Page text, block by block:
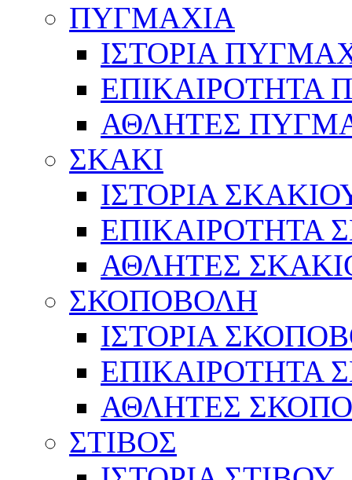
ΠΥΓΜΑΧΙΑ
ΙΣΤΟΡΙΑ
ΕΠΙΚΑΙΡΟΤΗΤΑ
ΑΘΛΗΤΕΣ
ΣΚΑΚΙ
ΙΣΤΟΡΙΑ
ΕΠΙΚΑΙΡΟΤΗΤΑ
ΑΘΛΗΤΕΣ
ΣΚΟΠΟΒΟΛΗ
ΙΣΤΟΡΙΑ
ΕΠΙΚΑΙΡΟΤΗΤΑ
ΑΘΛΗΤΕΣ
ΣΤΙΒΟΣ